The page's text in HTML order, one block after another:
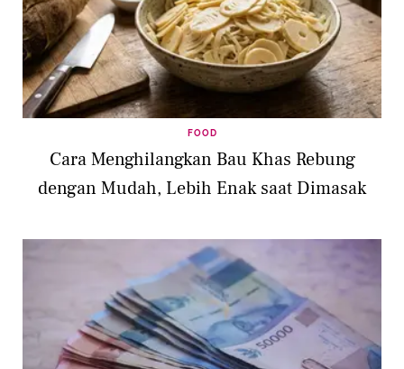
FOOD
Cara Menghilangkan Bau Khas Rebung
dengan Mudah, Lebih Enak saat Dimasak